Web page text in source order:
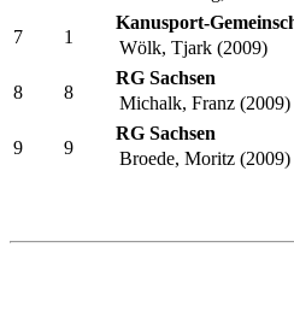
6 3
Heiligenseer Kanu-
Scherfenberg, Maurice
7 1
Kanusport-
Wölk, Tjark (2009)
8 8
RG Sachsen
Michalk, Franz